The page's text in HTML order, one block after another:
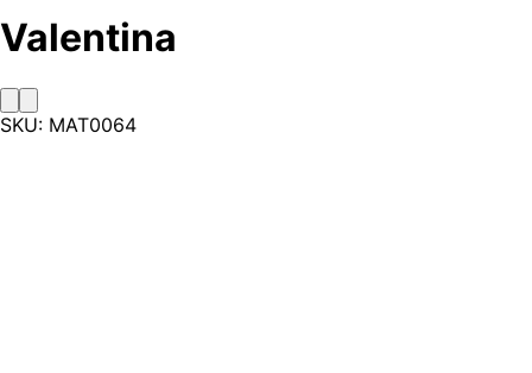
Valentina
SKU: MAT0064